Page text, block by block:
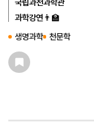
국립과천과학관
과학강연👨‍🏫
생명과학
천문학